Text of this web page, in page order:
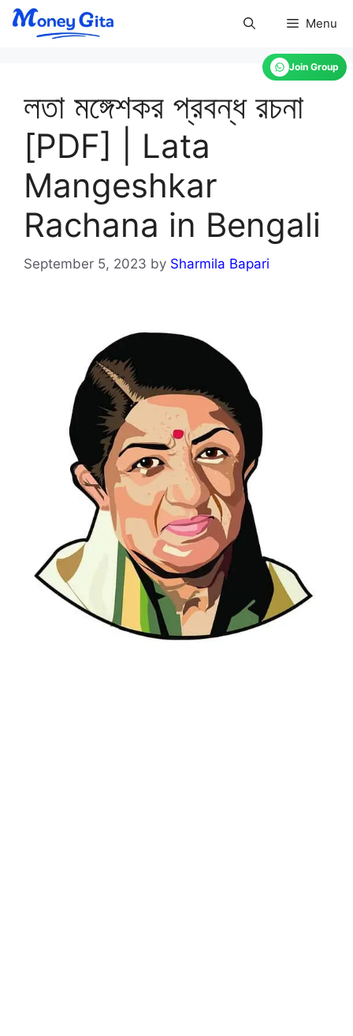
Join Group
Skip
Menu
লতা মঙ্গেশকর প্রবন্ধ রচনা
[PDF] | Lata
Mangeshkar
Rachana in Bengali
September 5, 2023 by Sharmila Bapari